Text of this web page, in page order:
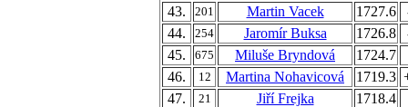
43.
201 Martin Vacek 1727.6
44.
254 Jaromír Buksa 1726.8
45.
675 Miluše Bryndová
1724.7
46.
12 Martina Nohavicová 1719.3
47.
21 Jiří Frejka
1718.4